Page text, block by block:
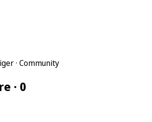
· Community
· 0